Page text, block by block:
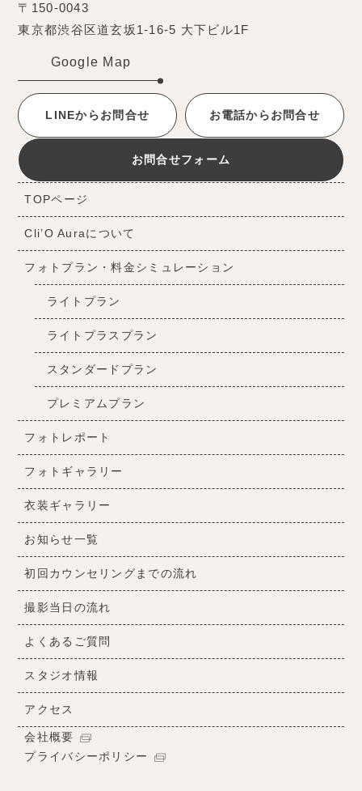
〒150-0043
東京都渋谷区道玄坂1-16-5 大下ビル1F
Google Map
LINEからお問合せ お電話からお問合せ
お問合せフォーム
TOPページ
Cli’O Auraについて
フォトプラン・料金シミュレーション
ライトプラン
ライトプラスプラン
スタンダードプラン
プレミアムプラン
フォトレポート
フォトギャラリー
衣装ギャラリー
お知らせ一覧
初回カウンセリングまでの流れ
撮影当日の流れ
よくあるご質問
スタジオ情報
アクセス
会社概要
プライバシーポリシー